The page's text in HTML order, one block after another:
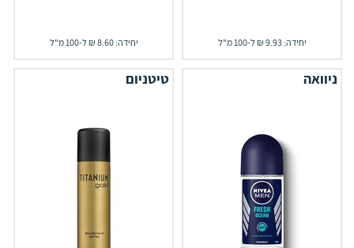
יחידה: 9.93 ₪ ל-100 מ"ל יחידה: 8.60 ₪ ל-100 מ"ל
ניוואה טיטניום